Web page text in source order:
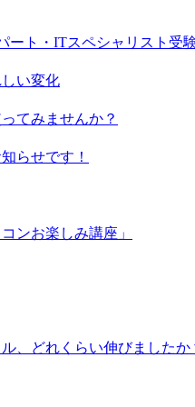
ト・ITスペシャリスト受験
い変化
てみませんか？
らせです！
ンお楽しみ講座」
、どれくらい伸びました